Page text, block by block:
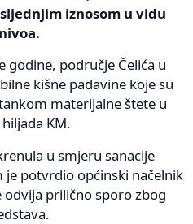
iznosom u vidu
godine, područje Čelića u
kišne padavine koje su
materijalne štete u
KM.
u smjeru sanacije
potvrdio općinski načelnik
prilično sporo zbog